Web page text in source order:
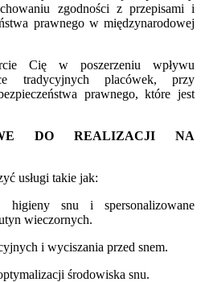
zgodności z przepisami i
prawnego w międzynarodowej
Cię w poszerzeniu wpływu
tradycyjnych placówek, przy
prawnego, które jest
DO REALIZACJI NA
usługi takie jak:
higieny snu i spersonalizowane
wieczornych.
i wyciszania przed snem.
środowiska snu.